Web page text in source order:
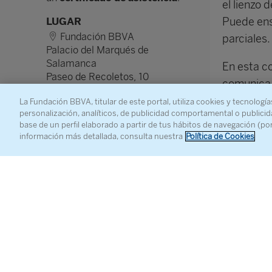
LUGAR
Fundación BBVA
Palacio del Marqués de
Salamanca
Paseo de Recoletos, 10
el lienzo
Puede
parciales.
En esta
antiguo
áureo, la
La Fundación BBVA, titular de este portal, utiliza cookies y
personalización, analíticos, de publicidad comportamental o
base de un perfil elaborado a partir de tus hábitos de navegación
información más detallada, consulta nuestra Política de Cookies